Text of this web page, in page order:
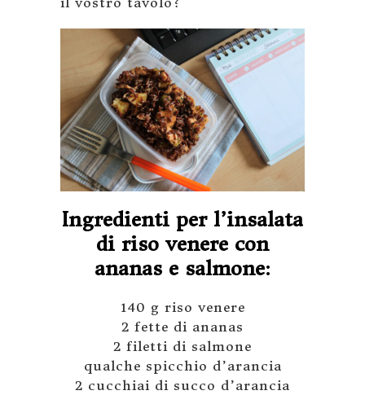
Ingredienti per l’insalata
di riso venere con
ananas e salmone:
140 g riso venere
2 fette di ananas
2 filetti di salmone
qualche spicchio d’arancia
2 cucchiai di succo d’arancia